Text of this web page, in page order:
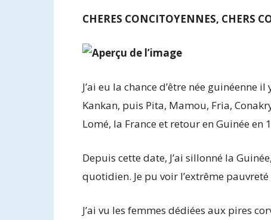
CHERES CONCITOYENNES, CHERS
J’ai eu la chance d’être née guinéenne
Kankan, puis Pita, Mamou, Fria,
Lomé, la France et retour en Guinée en
Depuis cette date, J’ai sillonné la
quotidien. Je pu voir l’extrême
J’ai vu les femmes dédiées aux pires